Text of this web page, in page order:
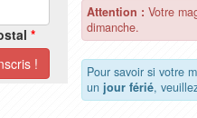
*
Attention : Votre
dimanche.
Pour savoir si votre
un jour férié,